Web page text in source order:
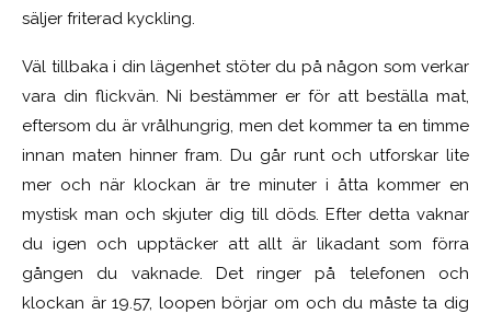
säljer friterad kyckling.
Väl tillbaka i din lägenhet stöter du på någon som verkar
vara din flickvän. Ni bestämmer er för att beställa mat,
eftersom du är vrålhungrig, men det kommer ta en timme
innan maten hinner fram. Du går runt och utforskar lite
mer och när klockan är tre minuter i åtta kommer en
mystisk man och skjuter dig till döds. Efter detta vaknar
du igen och upptäcker att allt är likadant som förra
gången du vaknade. Det ringer på telefonen och
klockan är 19.57, loopen börjar om och du måste ta dig